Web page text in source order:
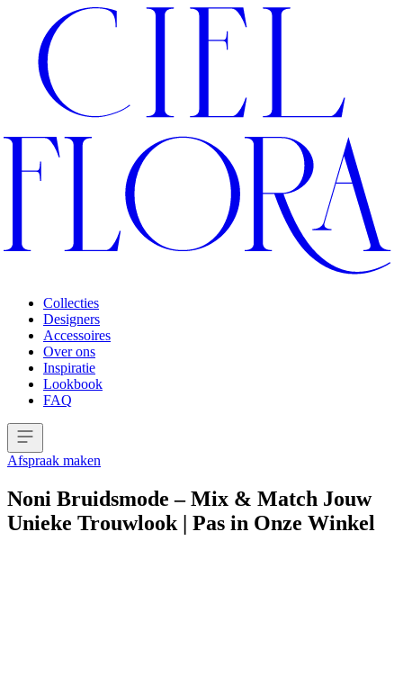
Collecties
Designers
Accessoires
Over ons
Inspiratie
Lookbook
FAQ
Afspraak maken
Noni Bruidsmode – Mix & Match Jouw
Unieke Trouwlook | Pas in Onze Winkel